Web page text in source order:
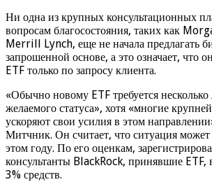
Ни одна из крупных консультационных
вопросам благосостояния, таких как
Merrill Lynch, еще не начала предлагать
запрошенной основе, а это означает, что
ETF только по запросу клиента.
«Обычно новому ETF требуется
желаемого статуса», хотя «многие
ускоряют свои усилия в этом
Митчник. Он считает, что ситуация может
этом году. По его оценкам,
консультанты BlackRock, принявшие
3% средств.